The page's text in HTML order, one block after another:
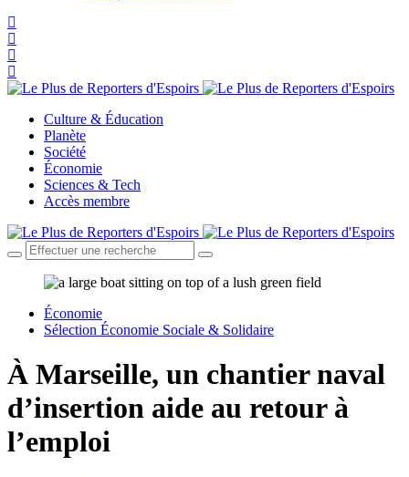
Culture & Éducation
Planète
Société
Économie
Sciences & Tech
Accès membre
Économie
Sélection Économie Sociale & Solidaire
À Marseille, un chantier naval
d’insertion aide au retour à
l’emploi